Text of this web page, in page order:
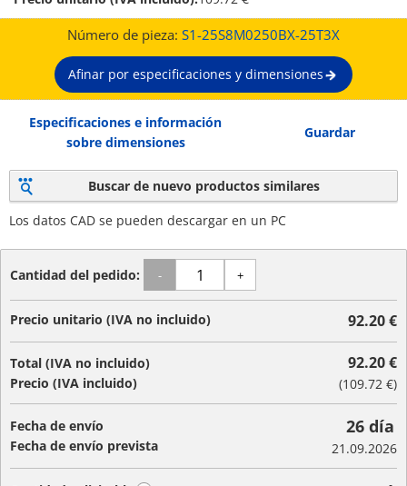
Número de pieza: S1-25S8M0250BX-25T3X
Afinar por especificaciones y dimensiones
Especificaciones e información
sobre dimensiones
Guardar
Buscar de nuevo productos similares
Los datos CAD se pueden descargar en un PC
Cantidad del pedido: - +
Precio unitario (IVA no incluido) 92.20 €
Total (IVA no incluido)
Precio (IVA incluido)
92.20 €
(109.72 €)
Fecha de envío
Fecha de envío prevista
26 día
21.09.2026